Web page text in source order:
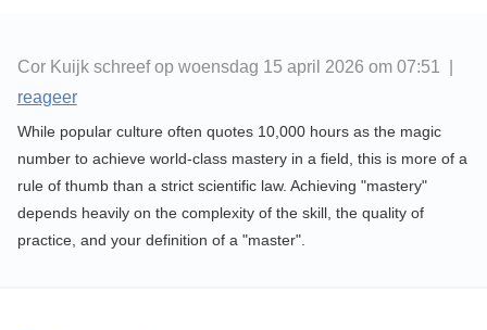
Cor Kuijk schreef op woensdag 15 april 2026 om 07:51 |
reageer
While popular culture often quotes 10,000 hours as the magic
number to achieve world-class mastery in a field, this is more of a
rule of thumb than a strict scientific law. Achieving "mastery"
depends heavily on the complexity of the skill, the quality of
practice, and your definition of a "master".